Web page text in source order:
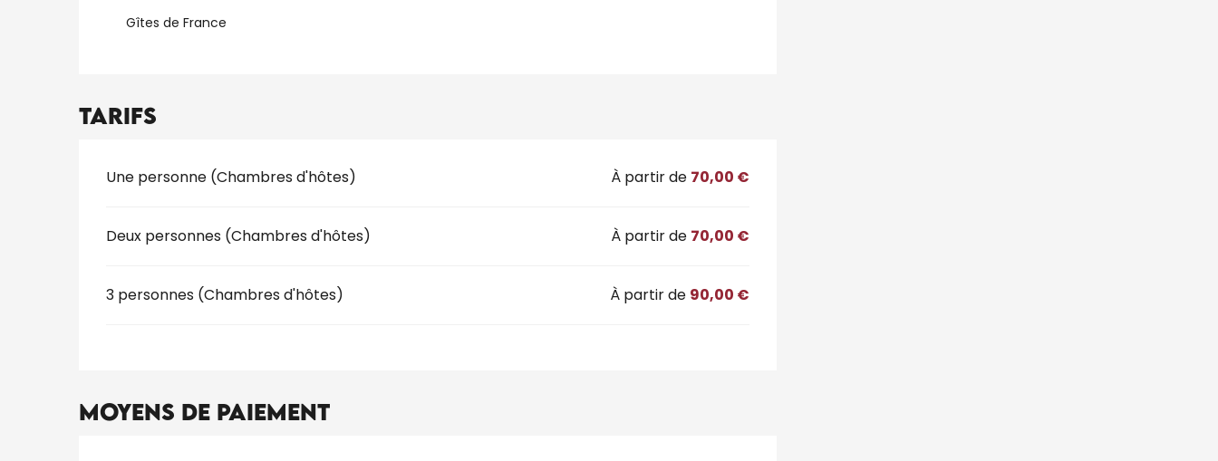
Gîtes de France
Tarifs
Tarifs 2026
Une personne (Chambres d'hôtes) À partir de 70,00 €
Deux personnes (Chambres d'hôtes) À partir de 70,00 €
3 personnes (Chambres d'hôtes) À partir de 90,00 €
Moyens de paiement